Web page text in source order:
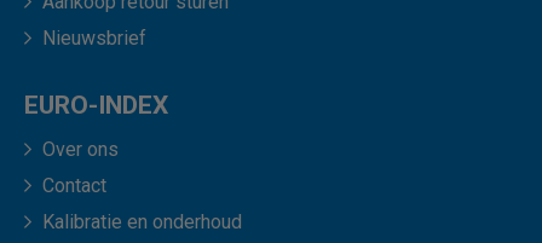
Nieuwsbrief
EURO-INDEX
Over ons
Contact
Kalibratie en onderhoud